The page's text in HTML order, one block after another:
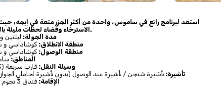
الاسترخاء وقضاء لحظات مليئة بالاكتشاف.
مدة الجولة: ليلتين و
منطقة الانطلاق: كوشاداسي و
منطقة الوصول:
المناطق:
وسيلة النقل: قارب سريعة
تأشيرة: تأشيرة شنجن / تأشيرة عند الوصول (بدون تأشيرة لحاملي
الإقامة: فندق 3 نجوم مع إفطار